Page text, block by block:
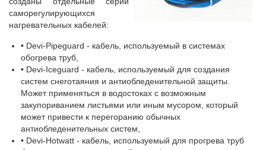
саморегулирующихся
нагревательных кабелей:
• Devi-Pipeguard - кабель, используемый в системах
обогрева труб,
• Devi-Iceguard - кабель, используемый для создания
систем снеготаяния и антиобледенительной защиты.
Может применяться в водостоках с возможным
закупориванием листьями или иным мусором, который
может привести к перегоранию обычных
антиобледенительных систем,
• Devi-Hotwatt - кабель, используемый для прогрева труб